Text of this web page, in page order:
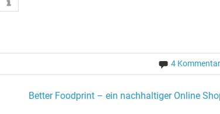
4
Better Foodprint – ein nachhaltiger Online